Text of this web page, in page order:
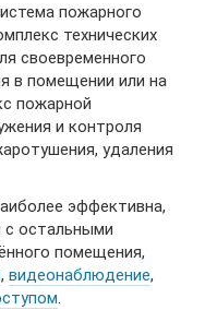
пожарного
технических
своевременного
в помещении или на
пожарной
и контроля
удаления
эффективна,
с остальными
помещения,
,видеонаблюдение,
.